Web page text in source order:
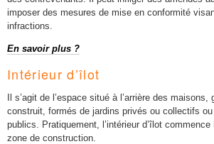
imposer des mesures de mise en conformité
infractions.
En savoir plus ?
Intérieur d’îlot
Il s’agit de l’espace situé à l’arrière des
construit, formés de jardins privés ou collectifs ou
publics. Pratiquement, l’intérieur d’îlot
zone de construction.